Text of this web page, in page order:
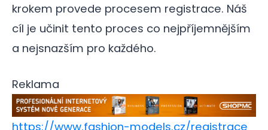
krokem provede procesem registrace. Náš
cíl je učinit tento proces co nejpříjemnějším
a nejsnazším pro každého.
Reklama
https://www.fashion-models.cz/registrace